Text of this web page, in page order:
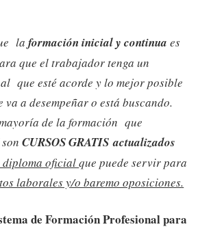
laformación inicial y continua es
que el trabajador tenga un
que esté acorde y lo mejor posible
va a desempeñar o está buscando.
de la formación que
sonCURSOS GRATIS actualizados
diploma oficialque puede servir para
laborales y/o baremo oposiciones.
de Formación Profesional para